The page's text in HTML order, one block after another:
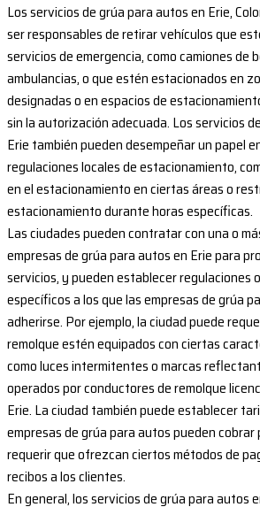
Los servicios de grúa para autos en Erie,
ser responsables de retirar vehículos que
servicios de emergencia, como camiones de
ambulancias, o que estén estacionados en
designadas o en espacios de
sin la autorización adecuada. Los servicios
Erie también pueden desempeñar un papel
regulaciones locales de estacionamiento,
en el estacionamiento en ciertas áreas o
estacionamiento durante horas específicas.
Las ciudades pueden contratar con una o
empresas de grúa para autos en Erie para
servicios, y pueden establecer regulaciones
específicos a los que las empresas de grúa
adherirse. Por ejemplo, la ciudad puede
remolque estén equipados con ciertas
como luces intermitentes o marcas
operados por conductores de remolque
Erie. La ciudad también puede establecer
empresas de grúa para autos pueden cobrar
requerir que ofrezcan ciertos métodos de
recibos a los clientes.
En general, los servicios de grúa para autos